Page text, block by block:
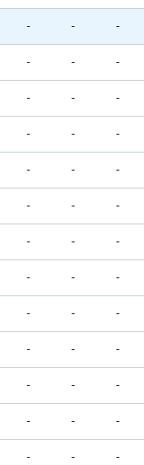
- - -
- - -
- - -
- - -
- - -
- - -
- - -
- - -
- - -
- - -
- - -
- - -
- - -